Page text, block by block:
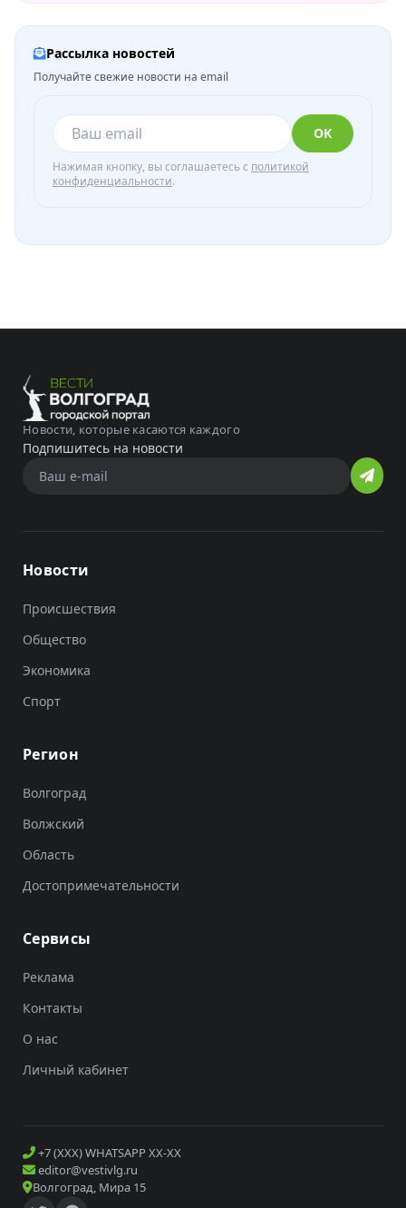
Рассылка новостей
Получайте свежие новости на email
ОК
Нажимая кнопку, вы соглашаетесь с политикой
конфиденциальности.
Новости, которые касаются каждого
Подпишитесь на новости
Новости
Происшествия
Общество
Экономика
Спорт
Регион
Волгоград
Волжский
Область
Достопримечательности
Сервисы
Реклама
Контакты
О нас
Личный кабинет
+7 (XXX) WHATSAPP XX-XX
editor@vestivlg.ru
Волгоград, Мира 15